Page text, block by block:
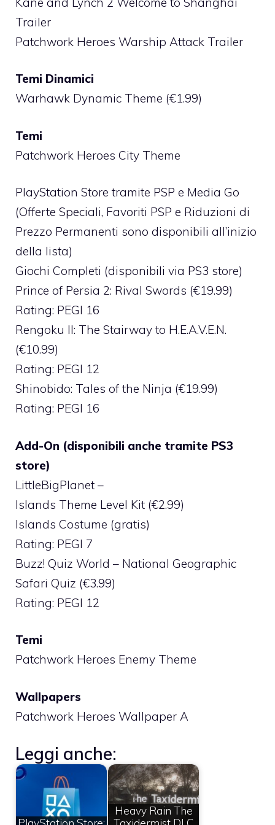
Trailer
Patchwork Heroes Warship Attack Trailer
Temi Dinamici
Warhawk Dynamic Theme (€1.99)
Temi
Patchwork Heroes City Theme
PlayStation Store tramite PSP e Media Go
(Offerte Speciali, Favoriti PSP e Riduzioni di
Prezzo Permanenti sono disponibili all’inizio
della lista)
Giochi Completi (disponibili via PS3 store)
Prince of Persia 2: Rival Swords (€19.99)
Rating: PEGI 16
Rengoku II: The Stairway to H.E.A.V.E.N.
(€10.99)
Rating: PEGI 12
Shinobido: Tales of the Ninja (€19.99)
Rating: PEGI 16
Add-On (disponibili anche tramite PS3
store)
LittleBigPlanet –
Islands Theme Level Kit (€2.99)
Islands Costume (gratis)
Rating: PEGI 7
Buzz! Quiz World – National Geographic
Safari Quiz (€3.99)
Rating: PEGI 12
Temi
Patchwork Heroes Enemy Theme
Wallpapers
Patchwork Heroes Wallpaper A
Leggi anche:
Heavy Rain The